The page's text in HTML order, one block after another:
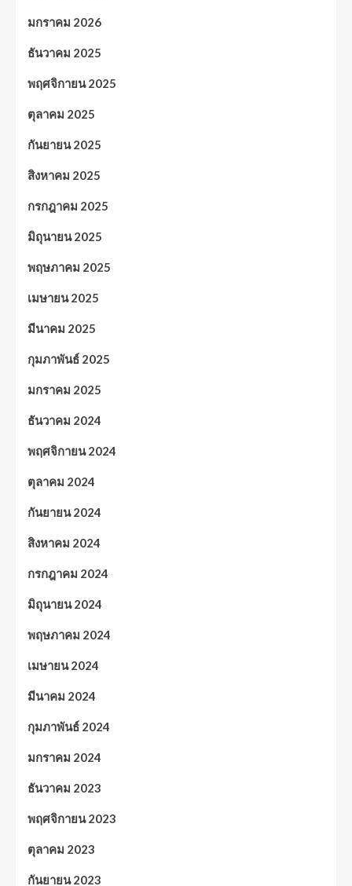
มกราคม 2026
ธันวาคม 2025
พฤศจิกายน 2025
ตุลาคม 2025
กันยายน 2025
สิงหาคม 2025
กรกฎาคม 2025
มิถุนายน 2025
พฤษภาคม 2025
เมษายน 2025
มีนาคม 2025
กุมภาพันธ์ 2025
มกราคม 2025
ธันวาคม 2024
พฤศจิกายน 2024
ตุลาคม 2024
กันยายน 2024
สิงหาคม 2024
กรกฎาคม 2024
มิถุนายน 2024
พฤษภาคม 2024
เมษายน 2024
มีนาคม 2024
กุมภาพันธ์ 2024
มกราคม 2024
ธันวาคม 2023
พฤศจิกายน 2023
ตุลาคม 2023
กันยายน 2023